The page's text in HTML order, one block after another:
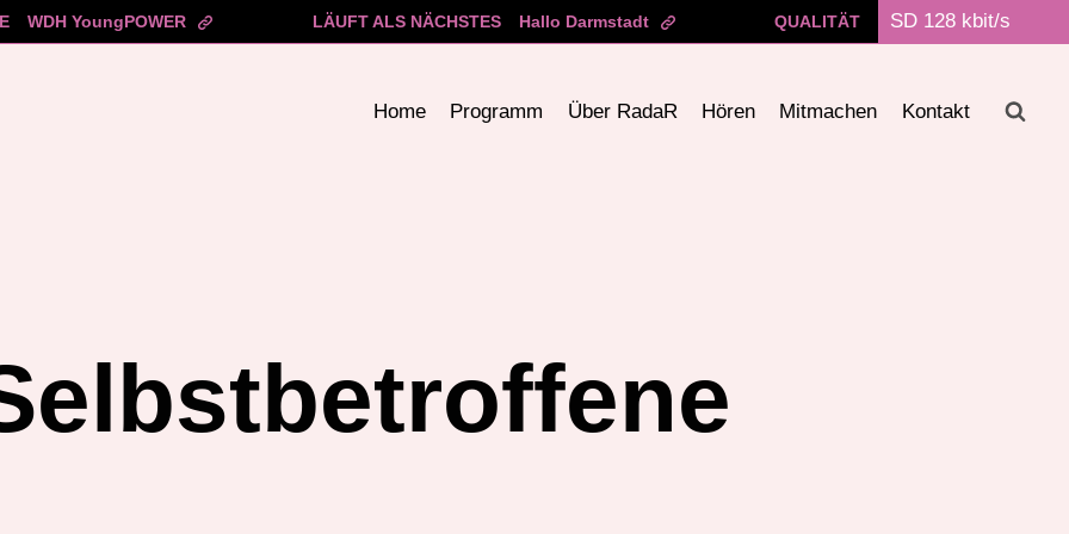
WDH YoungPOWER LÄUFT ALS NÄCHSTES Hallo Darmstadt QUALITÄT
Home Programm Über RadaR Hören Mitmachen Kontakt